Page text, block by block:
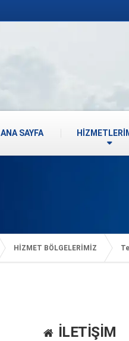
ANA SAYFA
HİZMET BÖLGELERİMİZ
İLETİŞİM